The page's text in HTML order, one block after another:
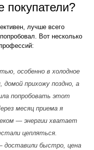
покупатели?
лучше всего
Вот несколько
особенно в холодное
прихожу поздно, а
попробовать этот
месяц приема я
— энергии хватает
цепляться.
доставили быстро, цена